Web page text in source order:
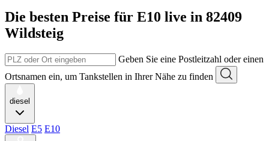
Die besten Preise für E10 live in 82409
Wildsteig
Geben Sie eine Postleitzahl oder einen
Ortsnamen ein, um Tankstellen in Ihrer Nähe zu finden
diesel
Diesel E5 E10